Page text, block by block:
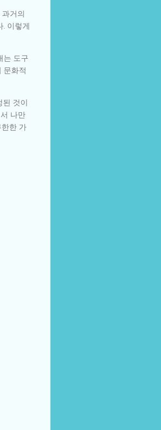
거의
. 이렇게
는 도구
문화적
된 것이
나만
한 가